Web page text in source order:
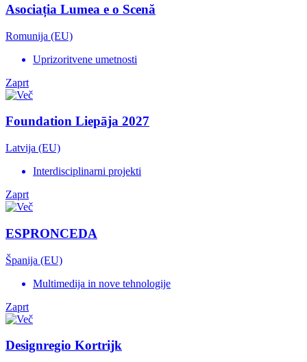
Asociația Lumea e o Scenă
Romunija (EU)
Uprizoritvene umetnosti
Zaprt
Foundation Liepāja 2027
Latvija (EU)
Interdisciplinarni projekti
Zaprt
ESPRONCEDA
Španija (EU)
Multimedija in nove tehnologije
Zaprt
Designregio Kortrijk